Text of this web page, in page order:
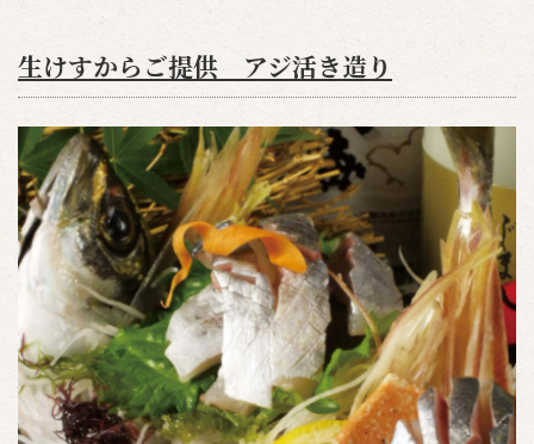
生けすからご提供 アジ活き造り